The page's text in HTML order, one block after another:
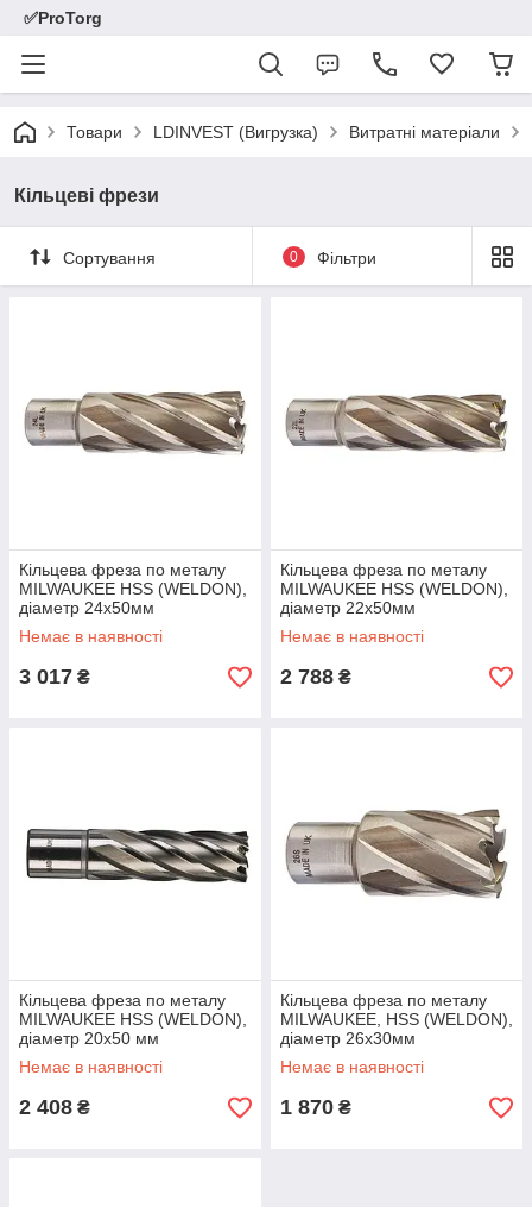
✅ProTorg
Товари LDINVEST (Вигрузка) Витратні матеріали
Кільцеві фрези
Сортування 0 Фільтри
Кільцева фреза по металу
MILWAUKEE HSS (WELDON),
діаметр 24x50мм
Немає в наявності
3 017 ₴
Кільцева фреза по металу
MILWAUKEE HSS (WELDON),
діаметр 22x50мм
Немає в наявності
2 788 ₴
Кільцева фреза по металу
MILWAUKEE HSS (WELDON),
діаметр 20x50 мм
Немає в наявності
2 408 ₴
Кільцева фреза по металу
MILWAUKEE, HSS (WELDON),
діаметр 26x30мм
Немає в наявності
1 870 ₴